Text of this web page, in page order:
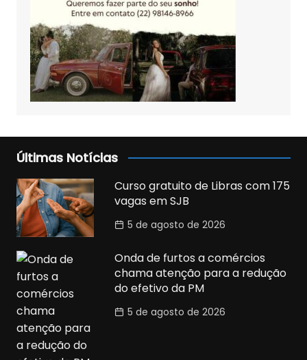
Últimas Notícias
Curso gratuito de Libras com 175
vagas em SJB
5 de agosto de 2026
Onda de furtos a comércios
chama atenção para a redução
do efetivo da PM
5 de agosto de 2026